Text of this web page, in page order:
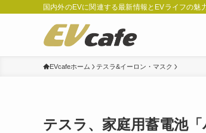
国内外のEVに関連する最新情報とEVライフの魅
EVcafeホーム テスラ&イーロン・マスク
テスラ、家庭用蓄電池